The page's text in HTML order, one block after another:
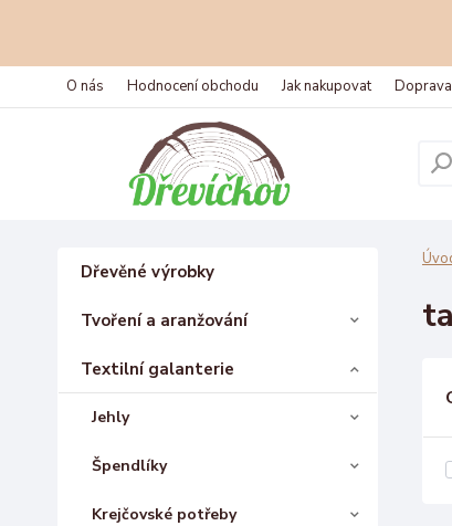
O nás Hodnocení obchodu Jak nakupovat
Dřevěné výrobky
Tvoření a aranžování
Textilní galanterie
Jehly
Špendlíky
Krejčovské potřeby